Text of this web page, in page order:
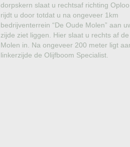
VORMSNOEI
BAMBOE
JUDASBOOM
dorpskern slaat u rechtsaf richting
rijdt u door totdat u na ongeveer 1km
bedrijventerrein “De Oude Molen” aan
zijde ziet liggen. Hier slaat u rechts af
Molen in. Na ongeveer 200 meter ligt
linkerzijde de Olijfboom Specialist.